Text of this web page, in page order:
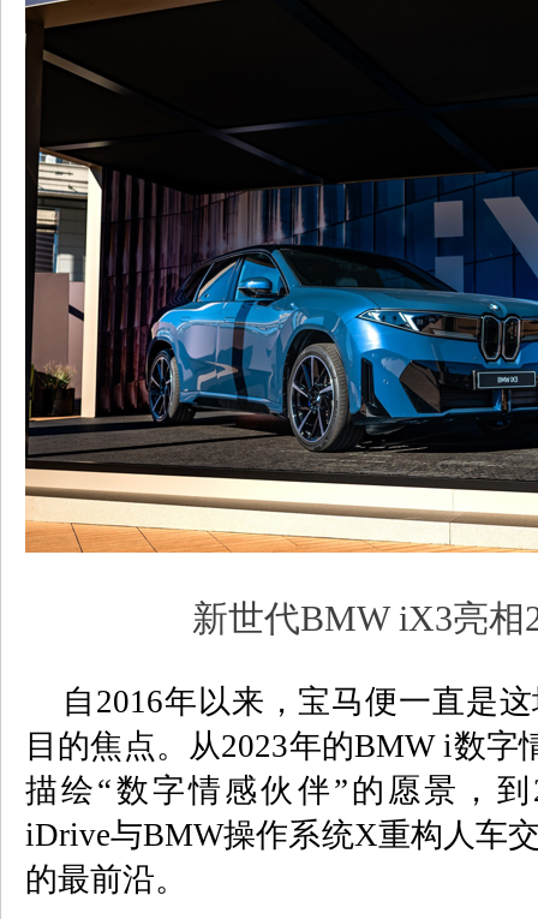
新世代BMW iX3亮相
自 2016年以来，宝马便一直是
目的焦点。从2023年的BMW i数字
描绘“数字情感伙伴”的愿景，到
iDrive与BMW操作系统X重构人车
的最前沿。